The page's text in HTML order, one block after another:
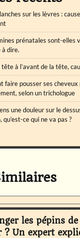
sur les lèvres :
prénatales sont-elles
à dire.
à l’avant de la tête,
faire pousser ses cheveux
selon un trichologue
une douleur sur le
qu’est-ce qui ne va pas ?
les pépins de
? Un expert